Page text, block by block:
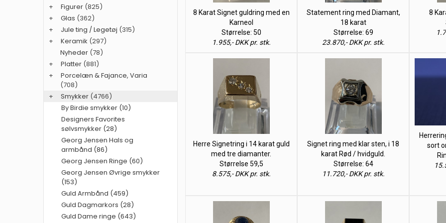
8 Karat Signet guldring med en
Karneol
Størrelse: 50
1.955,- DKK pr. stk.
Statement ring med Diamant,
18 karat
Størrelse: 69
23.870,- DKK pr. stk.
8
Herre Signetring i 14 karat guld
med tre diamanter.
Størrelse 59,5
8.575,- DKK pr. stk.
Signet ring med klar sten, i 18
karat Rød / hvidguld.
Størrelse: 64
11.720,- DKK pr. stk.
sort
+ Figurer (825)
+
Glas (362)
+
Jule ting / Legetøj (315)
+
Keramik (297)
Nyheder (78)
+
Platter (881)
+
Porcelæn & Fajance, Varia
(708)
+
Smykker (4766)
By Birdie smykker (10)
Designers Favorites
sølvsmykker (28)
Georg Jensen Hals og
armbånd (86)
Georg Jensen Ringe (60)
Georg Jensen Øvrige smykker
(153)
Guld Armbånd (459)
Guld Dagmarkors (28)
Guld Dame ringe (643)